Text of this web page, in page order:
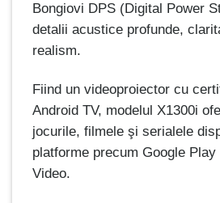
Bongiovi DPS (Digital Power
detalii acustice profunde,
realism.
Fiind un videoproiector cu
Android TV, modelul X1300i
jocurile, filmele şi serialele
platforme precum Google
Video.